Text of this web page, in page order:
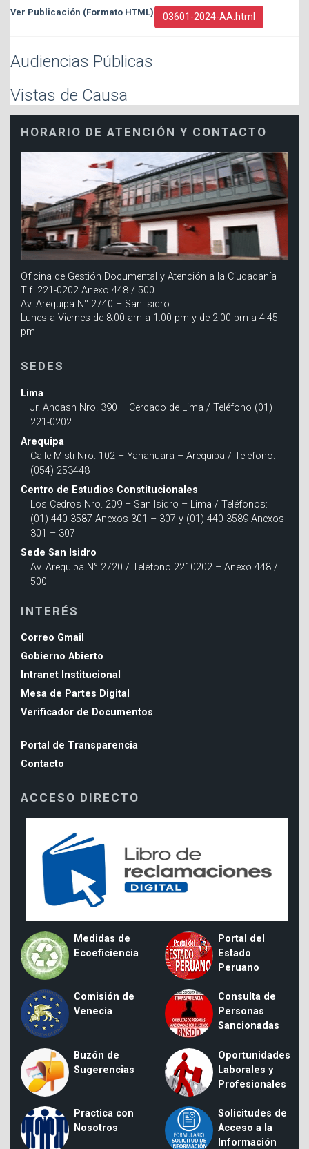
03601-2024-AA.html
Audiencias Públicas
Vistas de Causa
HORARIO DE ATENCIÓN Y CONTACTO
Oficina de Gestión Documental y Atención a la Ciudadanía
Tlf. 221-0202 Anexo 448 / 500
Av. Arequipa N° 2740 – San Isidro
Lunes a Viernes de 8:00 am a 1:00 pm y de 2:00 pm a 4:45
pm
SEDES
Lima
Jr. Ancash Nro. 390 – Cercado de Lima / Teléfono (01)
221-0202
Arequipa
Calle Misti Nro. 102 – Yanahuara – Arequipa / Teléfono:
(054) 253448
Centro de Estudios Constitucionales
Los Cedros Nro. 209 – San Isidro – Lima / Teléfonos:
(01) 440 3587 Anexos 301 – 307 y (01) 440 3589 Anexos
301 – 307
Sede San Isidro
Av. Arequipa N° 2720 / Teléfono 2210202 – Anexo 448 /
500
INTERÉS
Correo Gmail
Gobierno Abierto
Intranet Institucional
Mesa de Partes Digital
Verificador de Documentos
Portal de Transparencia
Contacto
ACCESO DIRECTO
Medidas de
Ecoeficiencia
Portal del
Estado
Peruano
Comisión de
Venecia
Consulta de
Personas
Sancionadas
Buzón de
Sugerencias
Oportunidades
Laborales y
Profesionales
Practica con
Nosotros
Solicitudes de
Acceso a la
Información